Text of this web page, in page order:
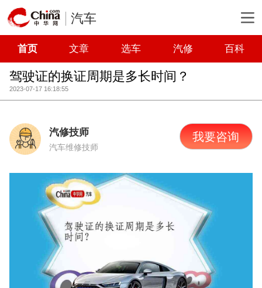
汽车
首页 文章 选车 汽修 百科
驾驶证的换证周期是多长时间？
2023-07-17 16:18:55
汽修技师
汽车维修技师
我要咨询